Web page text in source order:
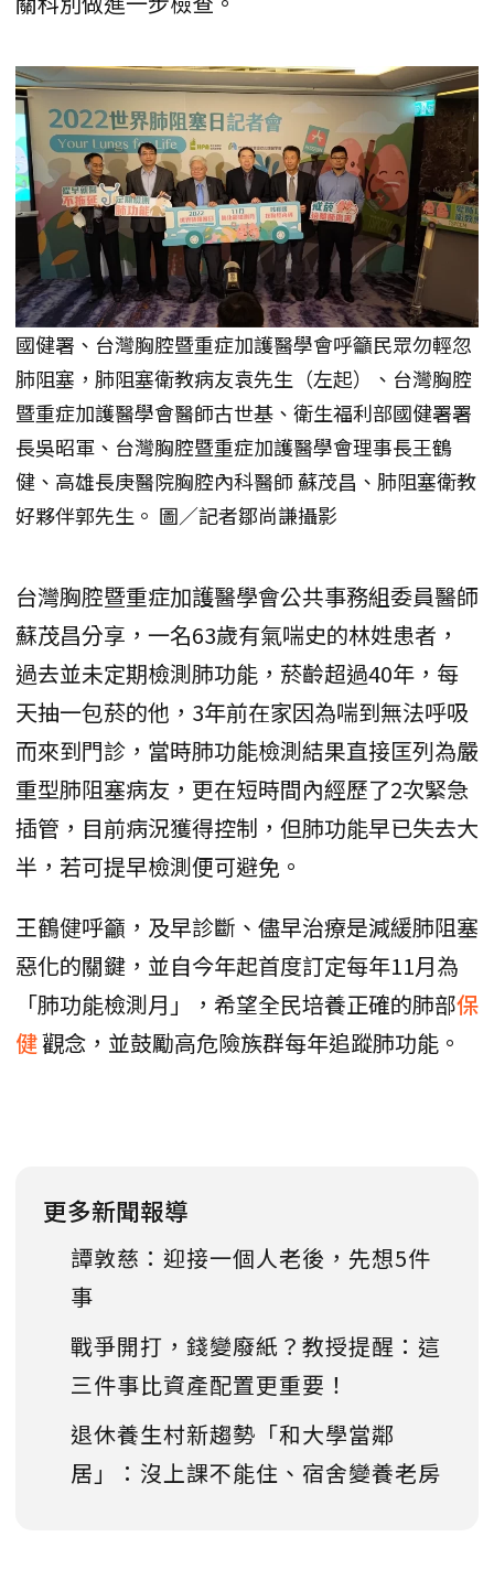
國健署、台灣胸腔暨重症加護醫學會呼籲民眾勿輕忽
肺阻塞，肺阻塞衛教病友袁先生（左起）、台灣胸腔
暨重症加護醫學會醫師古世基、衛生福利部國健署署
長吳昭軍、台灣胸腔暨重症加護醫學會理事長王鶴
健、高雄長庚醫院胸腔內科醫師 蘇茂昌、肺阻塞衛教
好夥伴郭先生。 圖／記者鄒尚謙攝影
台灣胸腔暨重症加護醫學會公共事務組委員醫師
蘇茂昌分享，一名63歲有氣喘史的林姓患者，
過去並未定期檢測肺功能，菸齡超過40年，每
天抽一包菸的他，3年前在家因為喘到無法呼吸
而來到門診，當時肺功能檢測結果直接匡列為嚴
重型肺阻塞病友，更在短時間內經歷了2次緊急
插管，目前病況獲得控制，但肺功能早已失去大
半，若可提早檢測便可避免。
王鶴健呼籲，及早診斷、儘早治療是減緩肺阻塞
惡化的關鍵，並自今年起首度訂定每年11月為
「肺功能檢測月」，希望全民培養正確的肺部保
健觀念，並鼓勵高危險族群每年追蹤肺功能。
更多新聞報導
譚敦慈：迎接一個人老後，先想5件
事
戰爭開打，錢變廢紙？教授提醒：這
三件事比資產配置更重要！
退休養生村新趨勢「和大學當鄰
居」：沒上課不能住、宿舍變養老房